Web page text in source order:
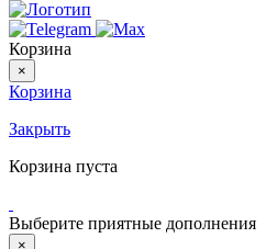
Корзина
×
Корзина
Закрыть
Корзина пуста
Выберите приятные дополнения
×